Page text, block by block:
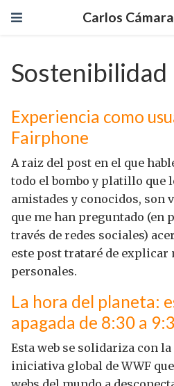
Carlos
Sostenibilidad
Experiencia como
Fairphone
A raiz del post en el que
todo el bombo y platillo que
amistades y conocidos, son
que me han preguntado (en
través de redes sociales)
este post trataré de
personales.
La hora del planeta:
apagada de 8:30 a
Esta web se solidariza con
iniciativa global de WWF